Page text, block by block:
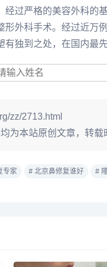
经过严格的美容外科的
外科手术。经过近万
独到之处，在国内最
zz/2713.html
为本站原创文章，转载
专家 # 北京鼻修复谁好 #